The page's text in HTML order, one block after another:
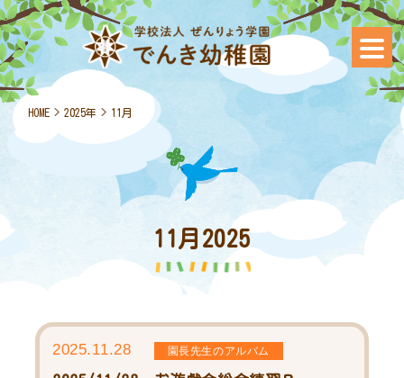
HOME > 2025年 > 11月
11月2025
2025.11.28 園長先生のアルバム